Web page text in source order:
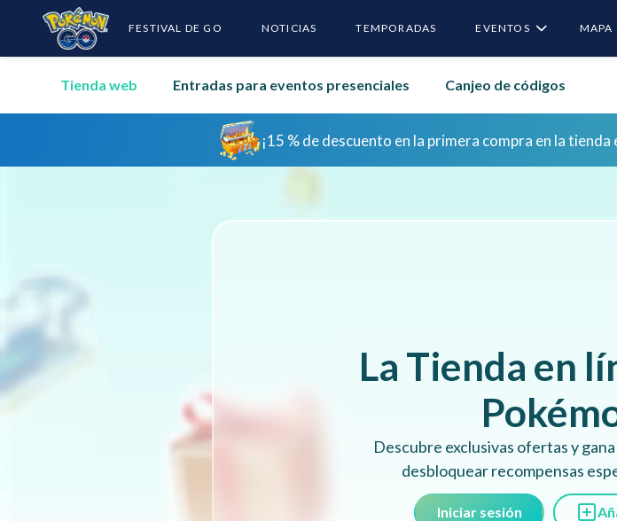
FESTIVAL DE GO NOTICIAS TEMPORADAS EVENTOS MAPA
Tienda web Entradas para eventos presenciales Canjeo de códigos
¡Inicia sesión por primera vez para
La Tienda en
Descubre exclusivas ofertas y
desbloquear recompensas
Iniciar sesión